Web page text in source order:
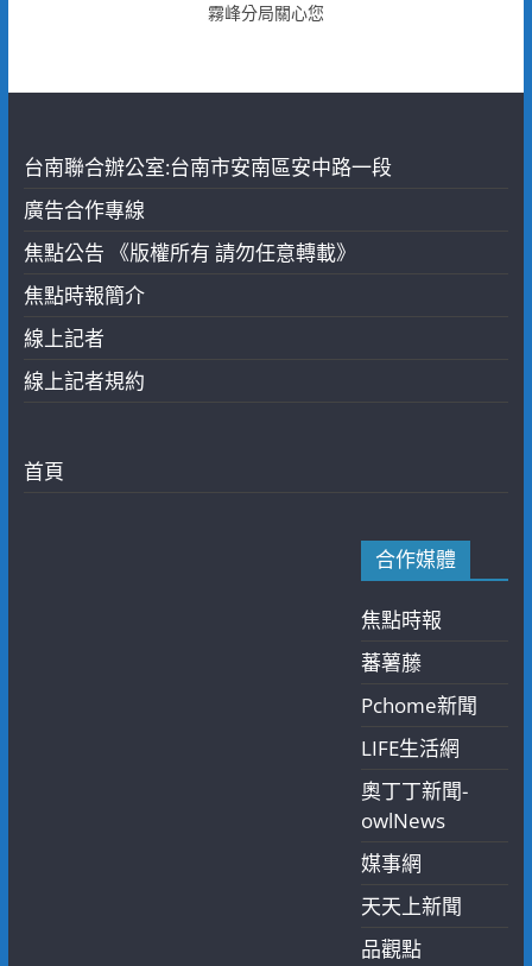
霧峰分局關心您
台南聯合辦公室:台南市安南區安中路一段
廣告合作專線
焦點公告 《版權所有 請勿任意轉載》
焦點時報簡介
線上記者
線上記者規約
首頁
合作媒體
焦點時報
蕃薯藤
Pchome新聞
LIFE生活網
奧丁丁新聞-
owlNews
媒事網
天天上新聞
品觀點